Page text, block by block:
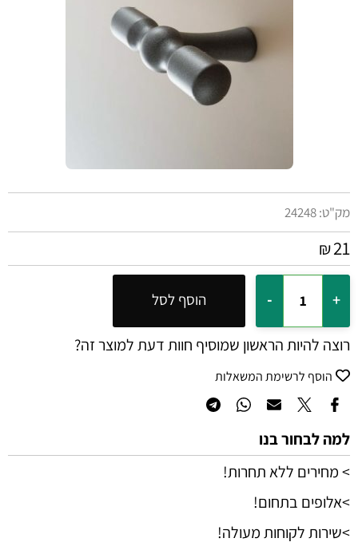
מק"ט:24248
₪21
הוסף לסל
רוצה להיות הראשון שמוסיף חוות דעת למוצר זה?
הוסף לרשימת המשאלות
למה לבחור בנו
> מחירים ללא תחרות!
>אלופים בתחום!
>שירות לקוחות מעולה!